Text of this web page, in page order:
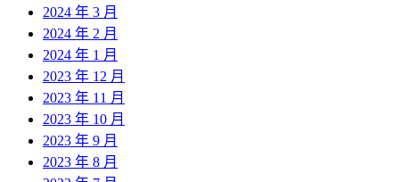
2024 年 3 月
2024 年 2 月
2024 年 1 月
2023 年 12 月
2023 年 11 月
2023 年 10 月
2023 年 9 月
2023 年 8 月